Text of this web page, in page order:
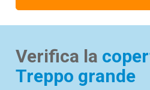
Verifica la
Treppo grande